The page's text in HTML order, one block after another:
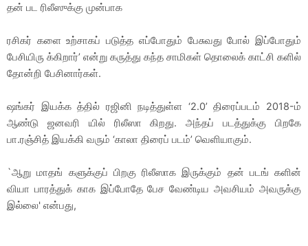
தன் பட ரிலீஸுக்கு முன்பாக
ரசிகர் களை உற்சாகப் படுத்த எப்போதும் பேசுவது போல் இப்போதும்
பேசியிரு க்கிறார்’ என்று கருத்து கந்த சாமிகள் தொலைக் காட்சி களில்
தோன்றி பேசினார்கள்.
ஷங்கர் இயக்க த்தில் ரஜினி நடித்துள்ள ‘2.0’ திரைப்படம் 2018-ம்
ஆண்டு ஜனவரி யில் ரிலீஸா கிறது. அந்தப் படத்துக்கு பிறகே
பா.ரஞ்சித் இயக்கி வரும் ‘காலா திரைப் படம்’ வெளியாகும்.
`ஆறு மாதங் களுக்குப் பிறகு ரிலீஸாக இருக்கும் தன் படங் களின்
வியா பாரத்துக் காக இப்போதே பேச வேண்டிய அவசியம் அவருக்கு
இல்லை' என்பது,